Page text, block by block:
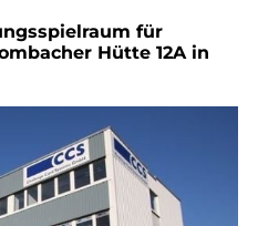
für
Hütte 12A in